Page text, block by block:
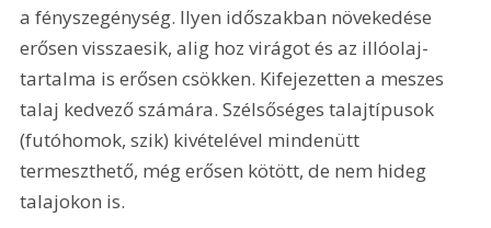
a fényszegénység. Ilyen időszakban növekedése
erősen visszaesik, alig hoz virágot és az illóolaj-
tartalma is erősen csökken. Kifejezetten a meszes
talaj kedvező számára. Szélsőséges talajtípusok
(futóhomok, szik) kivételével mindenütt
termeszthető, még erősen kötött, de nem hideg
talajokon is.